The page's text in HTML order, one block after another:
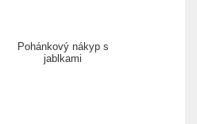
Pohánkový nákyp s
jablkami